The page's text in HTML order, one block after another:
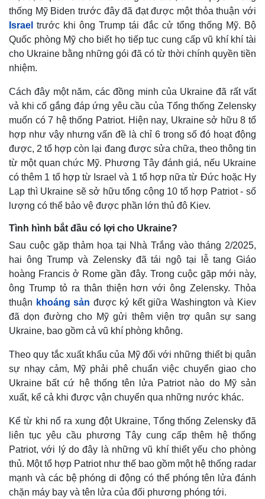
Quan sát
Cuộc sống đó đây
Hồ sơ
Multimedia
Video
Ảnh
E-Magazine
Infographic
thống Mỹ Biden trước đây đã đạt được một thỏa thuận với
Israel trước khi ông Trump tái đắc cử tổng thống Mỹ. Bộ
Quốc phòng Mỹ cho biết họ tiếp tục cung cấp vũ khí khí tài
cho Ukraine bằng những gói đã có từ thời chính quyền tiền
nhiệm.
Cách đây một năm, các đồng minh của Ukraine đã rất vất
vả khi cố gắng đáp ứng yêu cầu của Tổng thống Zelensky
muốn có 7 hệ thống Patriot. Hiện nay, Ukraine sở hữu 8 tổ
hợp như vậy nhưng vấn đề là chỉ 6 trong số đó hoạt động
được, 2 tổ hợp còn lại đang được sửa chữa, theo thông tin
từ một quan chức Mỹ. Phương Tây đánh giá, nếu Ukraine
có thêm 1 tổ hợp từ Israel và 1 tổ hợp nữa từ Đức hoặc Hy
Lạp thì Ukraine sẽ sở hữu tổng cộng 10 tổ hợp Patriot - số
lượng có thể bảo vệ được phần lớn thủ đô Kiev.
Tình hình bắt đầu có lợi cho Ukraine?
Sau cuộc gặp thảm họa tại Nhà Trắng vào tháng 2/2025,
hai ông Trump và Zelensky đã tái ngộ tại lễ tang Giáo
hoàng Francis ở Rome gần đây. Trong cuộc gặp mới này,
ông Trump tỏ ra thân thiện hơn với ông Zelensky. Thỏa
thuận khoáng sản được ký kết giữa Washington và Kiev
đã dọn đường cho Mỹ gửi thêm viện trợ quân sự sang
Ukraine, bao gồm cả vũ khí phòng không.
Theo quy tắc xuất khẩu của Mỹ đối với những thiết bị quân
sự nhạy cảm, Mỹ phải phê chuẩn việc chuyển giao cho
Ukraine bất cứ hệ thống tên lửa Patriot nào do Mỹ sản
xuất, kể cả khi được vận chuyển qua những nước khác.
Kể từ khi nổ ra xung đột Ukraine, Tổng thống Zelensky đã
liên tục yêu cầu phương Tây cung cấp thêm hệ thống
Patriot, với lý do đây là những vũ khí thiết yếu cho phòng
thủ. Một tổ hợp Patriot như thế bao gồm một hệ thống radar
mạnh và các bệ phóng di động có thể phóng tên lửa đánh
chặn máy bay và tên lửa của đối phương phóng tới.